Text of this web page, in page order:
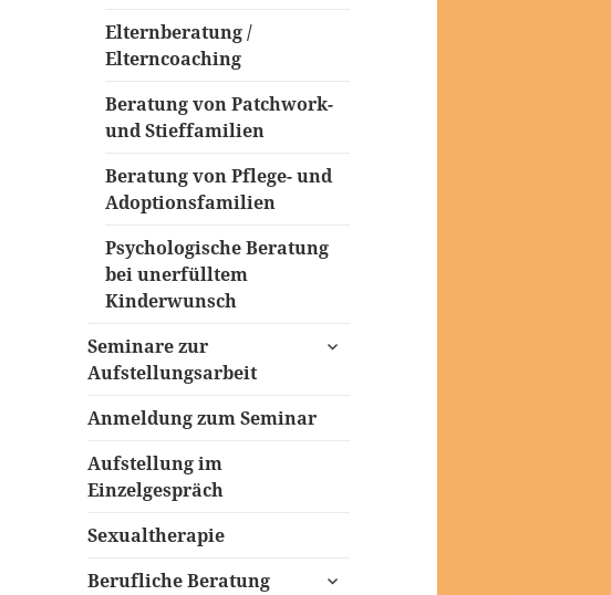
Elternberatung /
Elterncoaching
Beratung von Patchwork-
und Stieffamilien
Beratung von Pflege- und
Adoptionsfamilien
Psychologische Beratung
bei unerfülltem
Kinderwunsch
Seminare zur
Aufstellungsarbeit
untermenü
Anmeldung zum Seminar
Aufstellung im
Einzelgespräch
Sexualtherapie
Berufliche Beratung
untermenü